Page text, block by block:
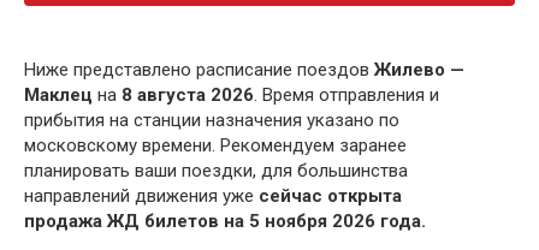
Ниже представлено расписание поездовЖилево —
Маклец на 8 августа 2026. Время отправления и
прибытия на станции назначения указано по
московскому времени. Рекомендуем заранее
планировать ваши поездки, для большинства
направлений движения уже сейчас открыта
продажа ЖД билетов на 5 ноября 2026 года.